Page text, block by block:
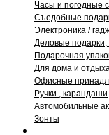
Часы и погодные
Съедобные
Электроника /
Деловые
Подарочная
Для дома и
Офисные
Ручки , карандаши
Автомобильные
Зонты